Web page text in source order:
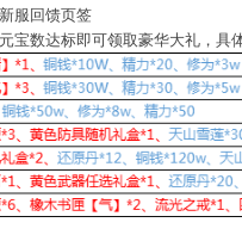
服回馈页签
宝数达标即可领取豪华大礼，具